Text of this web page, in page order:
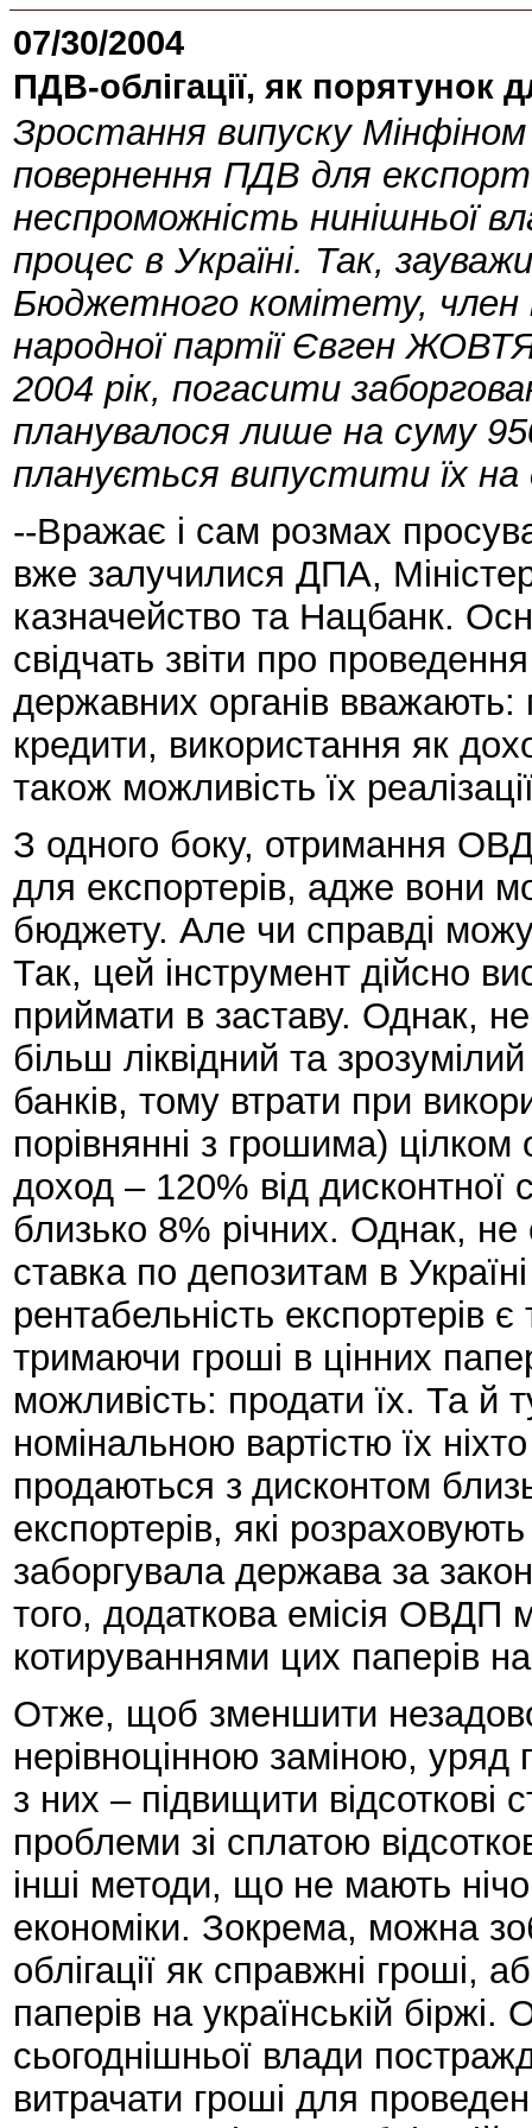
07/30/2004
ПДВ-облігації, як порятунок
Зростання випуску
повернення ПДВ для
неспроможність нинішньої
процес в Україні. Так,
Бюджетного комітету, член
народної партії Євген
2004 рік, погасити
планувалося лише на суму
планується випустити їх
--Вражає і сам розмах
вже залучилися ДПА,
казначейство та Нацбанк.
свідчать звіти про
державних органів вважають:
кредити, використання як
також можливість їх
З одного боку, отримання
для експортерів, адже вони
бюджету. Але чи справді
Так, цей інструмент дійсно
приймати в заставу. Однак,
більш ліквідний та
банків, тому втрати при
порівнянні з грошима)
доход – 120% від
близько 8% річних. Однак,
ставка по депозитам в
рентабельність
тримаючи гроші в цінних
можливість: продати їх. Та й
номінальною вартістю їх
продаються з дисконтом
експортерів, які
заборгувала держава за
того, додаткова емісія ОВДП
котируваннями цих паперів
Отже, щоб зменшити
нерівноцінною заміною,
з них – підвищити
проблеми зі сплатою
інші методи, що не мають
економіки. Зокрема, можна
облігації як справжні гроші,
паперів на українській
сьогоднішньої влади
витрачати гроші для